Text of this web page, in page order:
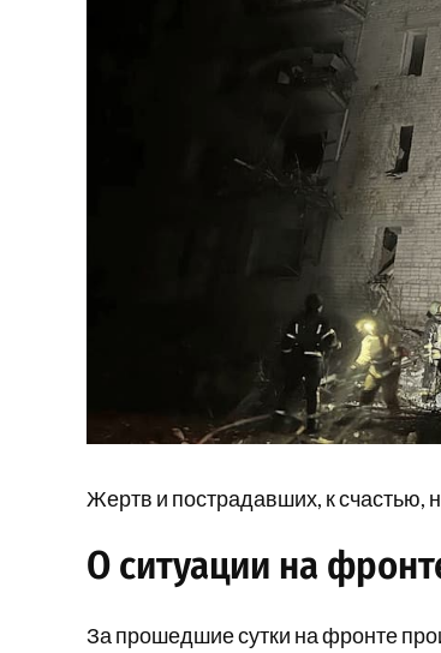
Жертв и пострадавших, к счастью,
О ситуации на
За прошедшие сутки на фронте